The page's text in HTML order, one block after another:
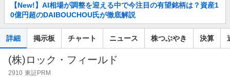
知
ら
せ
【New!】AI相場が調整を迎える中で今注目の有望銘柄は？資産1
0億円超のDAIBOUCHOU氏が徹底解説
詳細 掲示板 チャート ニュース 株つぶやき 決算
(株)ロック・フィールド
2910 東証PRM